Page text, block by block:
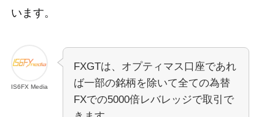
います。
IS6FX Media
FXGTは、オプティマス口座であれ
ば一部の銘柄を除いて全ての為替
FXでの5000倍レバレッジで取引で